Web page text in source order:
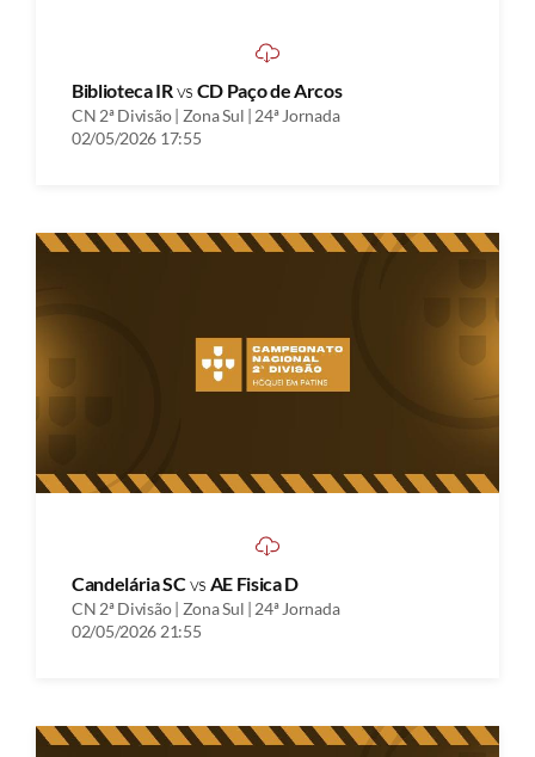
Biblioteca IRvs CD Paço de Arcos
CN 2ª Divisão | Zona Sul | 24ª Jornada
02/05/2026 17:55
Candelária SCvs AE Fisica D
CN 2ª Divisão | Zona Sul | 24ª Jornada
02/05/2026 21:55